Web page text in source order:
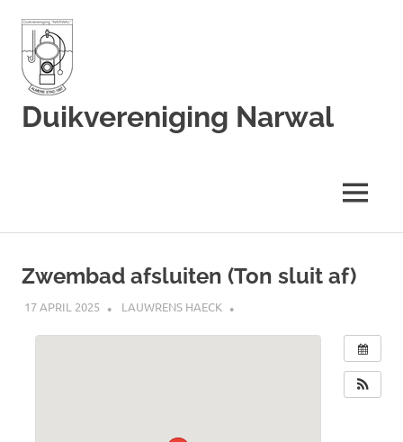
inhoud
Duikvereniging Narwal
MENU
Zwembad afsluiten (Ton sluit af)
17 APRIL 2025 LAUWRENS HAECK